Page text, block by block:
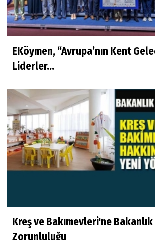
EKöymen, “Avrupa’nın Kent
Liderler...
Kreş ve Bakımevleri'ne Bakanlık
Zorunluluğu